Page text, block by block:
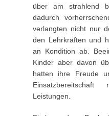
über am strahlend
dadurch
verlangten nicht nur
den Lehrkräften und
an Kondition ab.
Kinder aber davon
hatten ihre Freude
Leistungen.